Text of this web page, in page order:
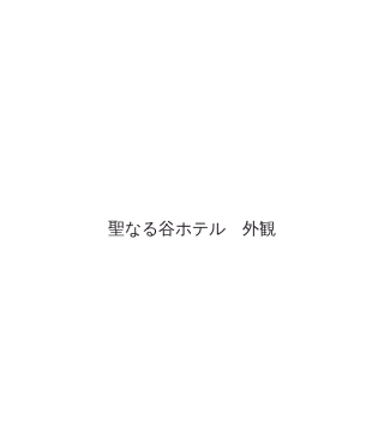
聖なる谷ホテル　外観